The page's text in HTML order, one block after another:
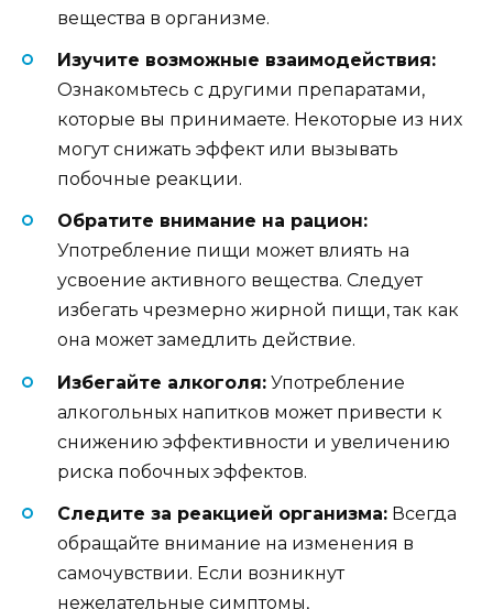
вещества в организме.
Изучите возможные взаимодействия:
Ознакомьтесь с другими препаратами,
которые вы принимаете. Некоторые из них
могут снижать эффект или вызывать
побочные реакции.
Обратите внимание на рацион:
Употребление пищи может влиять на
усвоение активного вещества. Следует
избегать чрезмерно жирной пищи, так как
она может замедлить действие.
Избегайте алкоголя: Употребление
алкогольных напитков может привести к
снижению эффективности и увеличению
риска побочных эффектов.
Следите за реакцией организма: Всегда
обращайте внимание на изменения в
самочувствии. Если возникнут
нежелательные симптомы,